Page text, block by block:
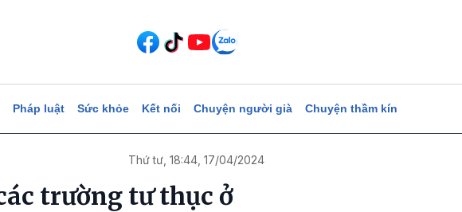
Pháp luật Sức khỏe Kết nối Chuyện người già Chuyện thầm kín
Thứ tư, 18:44, 17/04/2024
trường tư thục ở